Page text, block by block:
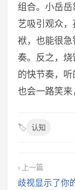
组合。小岳
艺吸引观众
袱，也能很
奏。反之，
的快节奏，
也会一路笑来
🏷️ 认知
‹ 上一篇